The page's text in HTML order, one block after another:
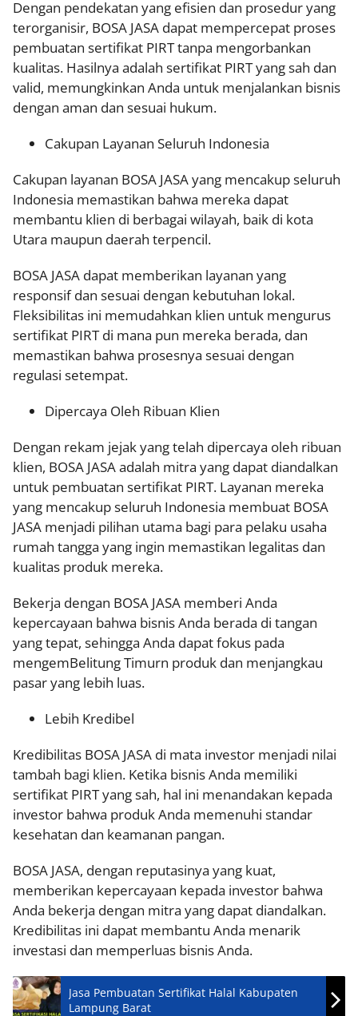
Dengan pendekatan yang efisien dan prosedur yang
terorganisir, BOSA JASA dapat mempercepat proses
pembuatan sertifikat PIRT tanpa mengorbankan
kualitas. Hasilnya adalah sertifikat PIRT yang sah dan
valid, memungkinkan Anda untuk menjalankan bisnis
dengan aman dan sesuai hukum.
Cakupan Layanan Seluruh Indonesia
Cakupan layanan BOSA JASA yang mencakup seluruh
Indonesia memastikan bahwa mereka dapat
membantu klien di berbagai wilayah, baik di kota
Utara maupun daerah terpencil.
BOSA JASA dapat memberikan layanan yang
responsif dan sesuai dengan kebutuhan lokal.
Fleksibilitas ini memudahkan klien untuk mengurus
sertifikat PIRT di mana pun mereka berada, dan
memastikan bahwa prosesnya sesuai dengan
regulasi setempat.
Dipercaya Oleh Ribuan Klien
Dengan rekam jejak yang telah dipercaya oleh ribuan
klien, BOSA JASA adalah mitra yang dapat diandalkan
untuk pembuatan sertifikat PIRT. Layanan mereka
yang mencakup seluruh Indonesia membuat BOSA
JASA menjadi pilihan utama bagi para pelaku usaha
rumah tangga yang ingin memastikan legalitas dan
kualitas produk mereka.
Bekerja dengan BOSA JASA memberi Anda
kepercayaan bahwa bisnis Anda berada di tangan
yang tepat, sehingga Anda dapat fokus pada
mengemBelitung Timurn produk dan menjangkau
pasar yang lebih luas.
Lebih Kredibel
Kredibilitas BOSA JASA di mata investor menjadi nilai
tambah bagi klien. Ketika bisnis Anda memiliki
sertifikat PIRT yang sah, hal ini menandakan kepada
investor bahwa produk Anda memenuhi standar
kesehatan dan keamanan pangan.
BOSA JASA, dengan reputasinya yang kuat,
memberikan kepercayaan kepada investor bahwa
Anda bekerja dengan mitra yang dapat diandalkan.
Kredibilitas ini dapat membantu Anda menarik
investasi dan memperluas bisnis Anda.
Jasa Pembuatan Sertifikat Halal Kabupaten
Lampung Barat